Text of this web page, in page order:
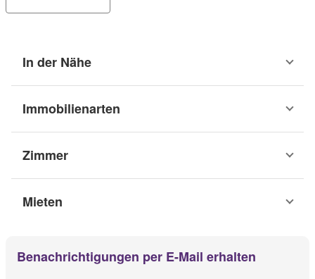
In der Nähe
Immobilienarten
Zimmer
Mieten
Benachrichtigungen per E-Mail erhalten